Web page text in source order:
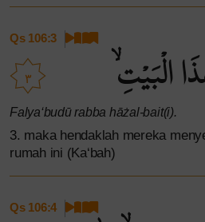
Qs 106:3
٣ الْبَيْتِۙ
Falya‘budū rabba hāżal-bait(i).
3. maka hendaklah mereka
rumah ini (Ka‘bah)
Qs 106:4